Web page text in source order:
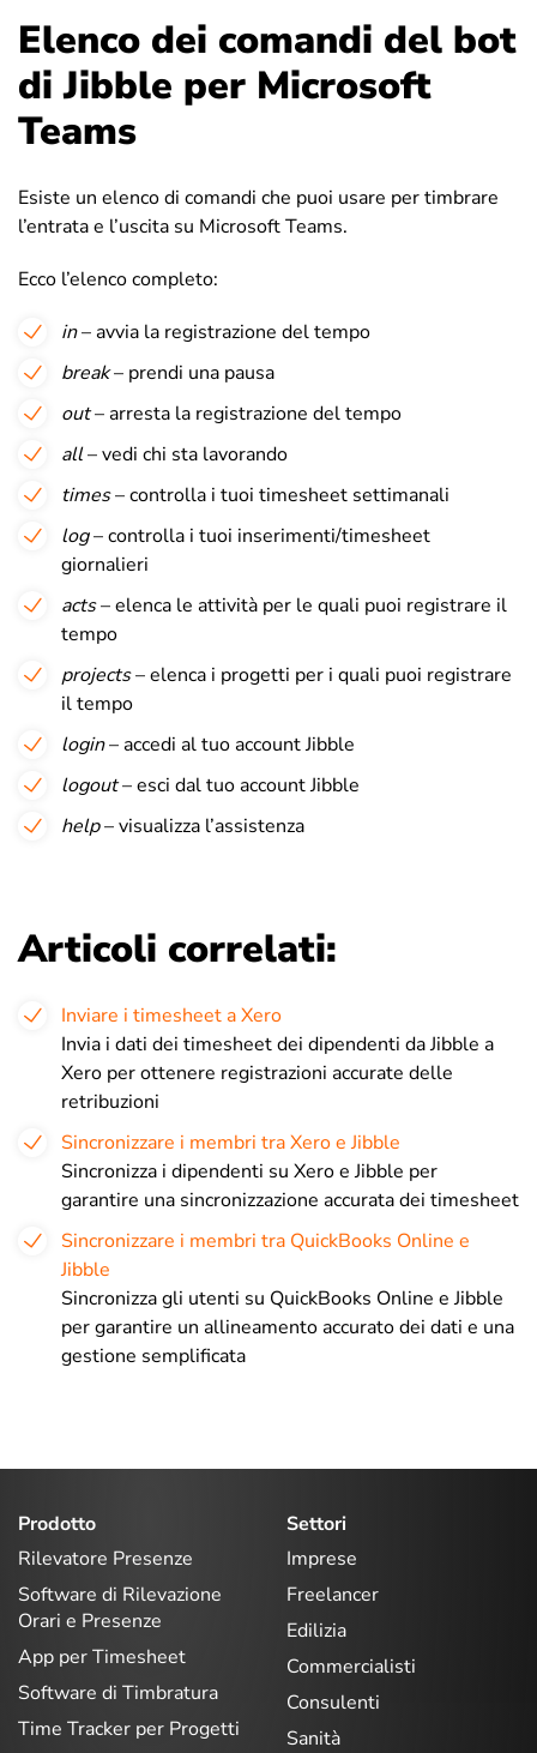
Elenco dei comandi del bot
di Jibble per Microsoft
Teams
Esiste un elenco di comandi che puoi usare per timbrare
l’entrata e l’uscita su Microsoft Teams.
Ecco l’elenco completo:
in– avvia la registrazione del tempo
break– prendi una pausa
out– arresta la registrazione del tempo
all– vedi chi sta lavorando
times– controlla i tuoi timesheet settimanali
log– controlla i tuoi inserimenti/timesheet
giornalieri
acts– elenca le attività per le quali puoi registrare il
tempo
projects– elenca i progetti per i quali puoi registrare
il tempo
login– accedi al tuo account Jibble
logout– esci dal tuo account Jibble
help– visualizza l’assistenza
Articoli correlati:
Inviare i timesheet a Xero
Invia i dati dei timesheet dei dipendenti da Jibble a
Xero per ottenere registrazioni accurate delle
retribuzioni
Sincronizzare i membri tra Xero e Jibble
Sincronizza i dipendenti su Xero e Jibble per
garantire una sincronizzazione accurata dei timesheet
Sincronizzare i membri tra QuickBooks Online e
Jibble
Sincronizza gli utenti su QuickBooks Online e Jibble
per garantire un allineamento accurato dei dati e una
gestione semplificata
Prodotto
Rilevatore Presenze
Software di Rilevazione
Orari e Presenze
App per Timesheet
Software di Timbratura
Time Tracker per Progetti
Settori
Imprese
Freelancer
Edilizia
Commercialisti
Consulenti
Sanità